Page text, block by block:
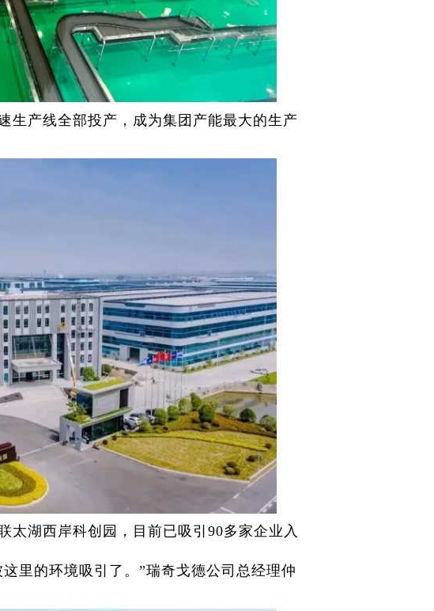
生产线全部投产，成为集团产能最大的生产
湖西岸科创园，目前已吸引90多家企业入
里的环境吸引了。”瑞奇戈德公司总经理仲